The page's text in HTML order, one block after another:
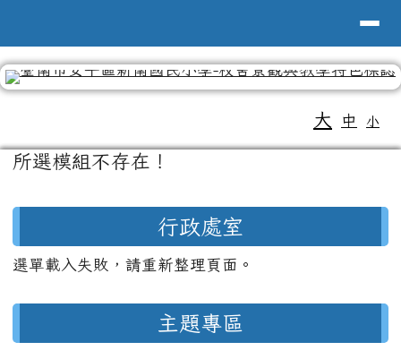
大 中 小
主內容區域
所選模組不存在！
行政處室
選單載入失敗，請重新整理頁面。
主題專區
頁尾區域